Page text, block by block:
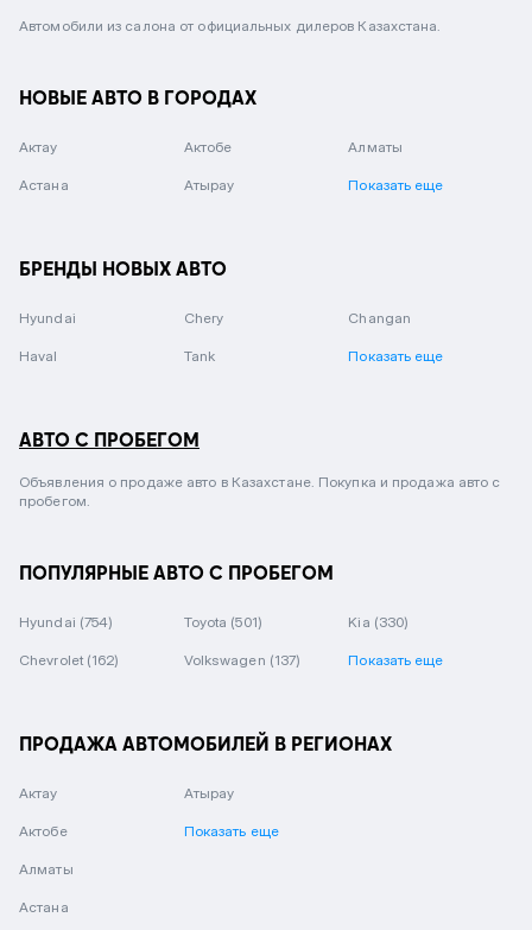
Автомобили из салона от официальных дилеров Казахстана.
НОВЫЕ АВТО В ГОРОДАХ
Актау Актобе Алматы
Астана Атырау Показать еще
БРЕНДЫ НОВЫХ АВТО
Hyundai Chery Changan
Haval Tank Показать еще
АВТО С ПРОБЕГОМ
Объявления о продаже авто в Казахстане. Покупка и продажа авто с
пробегом.
ПОПУЛЯРНЫЕ АВТО С ПРОБЕГОМ
Hyundai (754) Toyota (501) Kia (330)
Chevrolet (162) Volkswagen (137) Показать еще
ПРОДАЖА АВТОМОБИЛЕЙ В РЕГИОНАХ
Актау
Актобе
Алматы
Астана
Атырау
Показать еще